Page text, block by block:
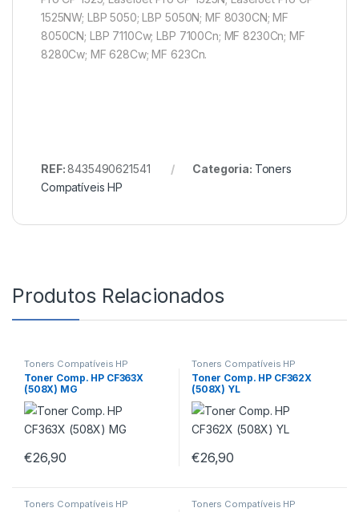
1525NW; LBP 5050; LBP 5050N; MF 8030CN; MF
8050CN; LBP 7110Cw; LBP 7100Cn; MF 8230Cn; MF
8280Cw; MF 628Cw; MF 623Cn.
REF:8435490621541 Categoria: Toners
Compatíveis HP
Produtos Relacionados
Toners Compatíveis HP
Toner Comp. HP CF363X
(508X) MG
€26,90
Toners Compatíveis HP
Toner Comp. HP CF362X
(508X) YL
€26,90
Toners Compatíveis HP Toners Compatíveis HP